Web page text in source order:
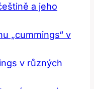
a jeho
„cummings“ v
v různých